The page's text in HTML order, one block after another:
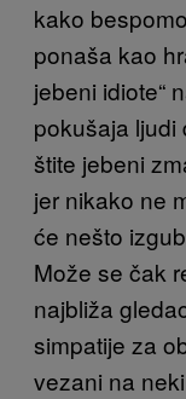
kako
ponaša kao
jebeni idiote“
pokušaja ljudi
štite jebeni
jer nikako ne
će nešto
Može se čak
najbliža
simpatije za
vezani na